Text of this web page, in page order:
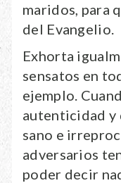
maridos, para
del Evangelio.
Exhorta
sensatos en
ejemplo.
autenticidad y
sano e
adversarios
poder decir